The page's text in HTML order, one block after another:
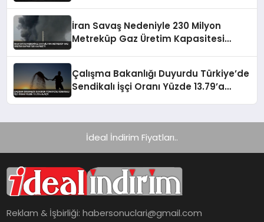
İran Savaş Nedeniyle 230 Milyon
Metreküp Gaz Üretim Kapasitesi
Çalışma Bakanlığı Duyurdu Türkiye’de
Sendikalı İşçi Oranı Yüzde 13.79’a
İdeal İndirim Fiyatları..
Reklam & İşbirliği:habersonuclari@gmail.com